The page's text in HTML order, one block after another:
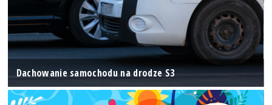
Dachowanie samochodu na drodze S3